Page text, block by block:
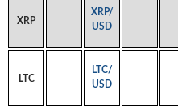
XRP
XRP/
USD
LTC
LTC/
USD